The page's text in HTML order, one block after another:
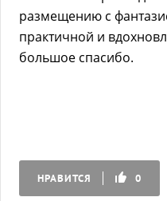
размещению с
практичной и
большое спасибо.
НРАВИТСЯ 0